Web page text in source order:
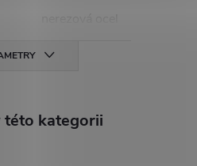
této kategorii